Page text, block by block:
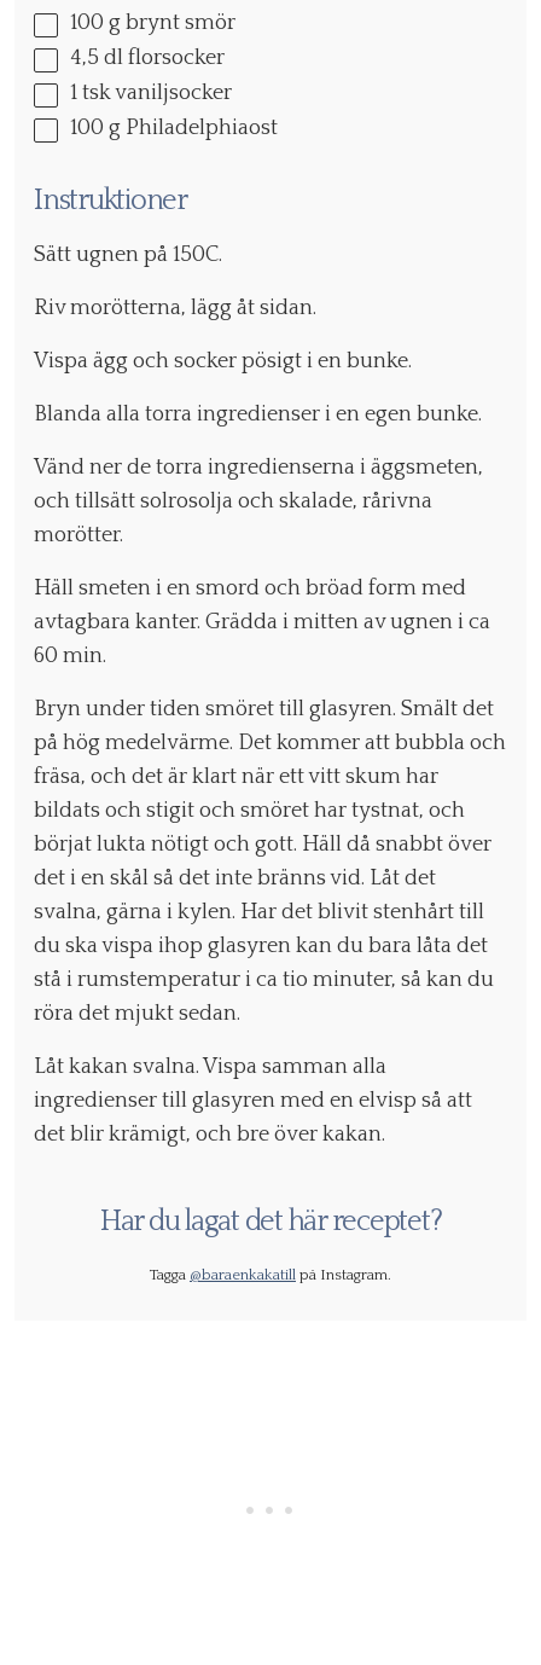
100 g brynt smör
4,5 dl florsocker
1 tsk vaniljsocker
100 g Philadelphiaost
Instruktioner
Sätt ugnen på 150C.
Riv morötterna, lägg åt sidan.
Vispa ägg och socker pösigt i en bunke.
Blanda alla torra ingredienser i en egen bunke.
Vänd ner de torra ingredienserna i äggsmeten,
och tillsätt solrosolja och skalade, rårivna
morötter.
Häll smeten i en smord och bröad form med
avtagbara kanter. Grädda i mitten av ugnen i ca
60 min.
Bryn under tiden smöret till glasyren. Smält det
på hög medelvärme. Det kommer att bubbla och
fräsa, och det är klart när ett vitt skum har
bildats och stigit och smöret har tystnat, och
börjat lukta nötigt och gott. Häll då snabbt över
det i en skål så det inte bränns vid. Låt det
svalna, gärna i kylen. Har det blivit stenhårt till
du ska vispa ihop glasyren kan du bara låta det
stå i rumstemperatur i ca tio minuter, så kan du
röra det mjukt sedan.
Låt kakan svalna. Vispa samman alla
ingredienser till glasyren med en elvisp så att
det blir krämigt, och bre över kakan.
Har du lagat det här receptet?
Tagga @baraenkakatill på Instagram.